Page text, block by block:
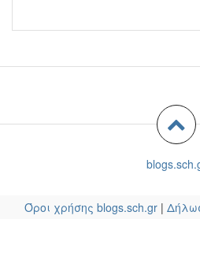
Όροι χρήσης blogs.sch.gr |